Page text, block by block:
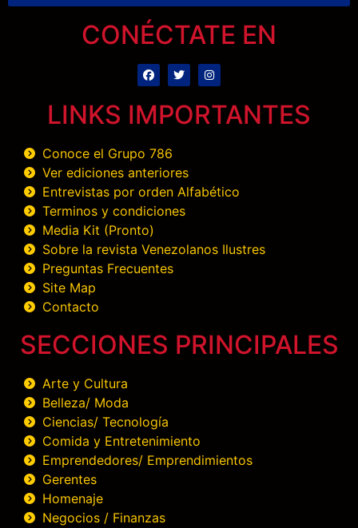
CONÉCTATE EN
LINKS IMPORTANTES
Conoce el Grupo 786
Ver ediciones anteriores
Entrevistas por orden Alfabético
Terminos y condiciones
Media Kit (Pronto)
Sobre la revista Venezolanos Ilustres
Preguntas Frecuentes
Site Map
Contacto
SECCIONES PRINCIPALES
Arte y Cultura
Belleza/ Moda
Ciencias/ Tecnología
Comida y Entretenimiento
Emprendedores/ Emprendimientos
Gerentes
Homenaje
Negocios / Finanzas